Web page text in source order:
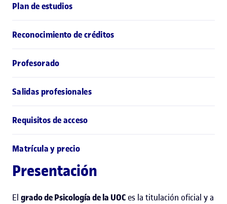
Plan de estudios
Reconocimiento de créditos
Profesorado
Salidas profesionales
Requisitos de acceso
Matrícula y precio
Presentación
El grado de Psicología de la UOCes la titulación oficial y a